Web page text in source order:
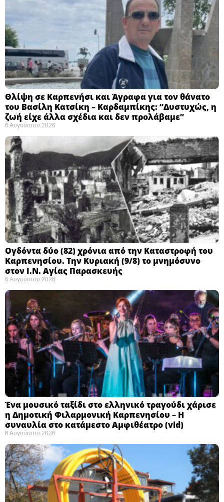
Θλίψη σε Καρπενήσι και Άγραφα για τον θάνατο
του Βασίλη Κατσίκη – Καρδαμπίκης: “Δυστυχώς, η
ζωή είχε άλλα σχέδια και δεν προλάβαμε”
6 Αυγούστου 2026
Ογδόντα δύο (82) χρόνια από την Καταστροφή του
Καρπενησίου. Την Κυριακή (9/8) το μνημόσυνο
στον Ι.Ν. Αγίας Παρασκευής
6 Αυγούστου 2026
Ένα μουσικό ταξίδι στο ελληνικό τραγούδι χάρισε
η Δημοτική Φιλαρμονική Καρπενησίου – Η
συναυλία στο κατάμεστο Αμφιθέατρο (vid)
6 Αυγούστου 2026